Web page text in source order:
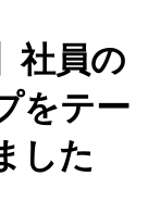
社員の
をテー
した